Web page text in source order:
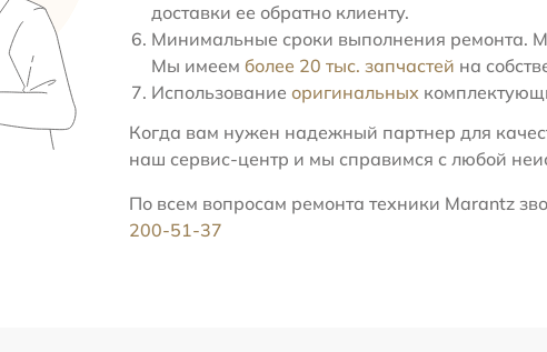
доставки ее обратно клиенту.
Минимальные сроки выполнения ремонта.
Мы имеем более 20 тыс. запчастей на
Использование оригинальных
Когда вам нужен надежный партнер для
наш сервис-центр и мы справимся с любой
По всем вопросам ремонта техники Marantz
200-51-37